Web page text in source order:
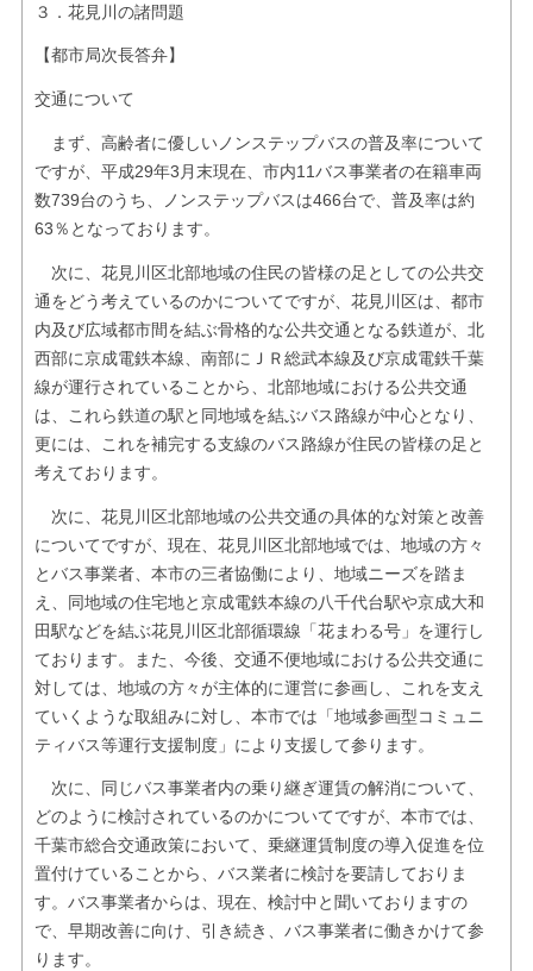
３．花見川の諸問題
【都市局次長答弁】
交通について
まず、高齢者に優しいノンステップバスの普及率について
ですが、平成29年3月末現在、市内11バス事業者の在籍車両
数739台のうち、ノンステップバスは466台で、普及率は約
63％となっております。
次に、花見川区北部地域の住民の皆様の足としての公共交
通をどう考えているのかについてですが、花見川区は、都市
内及び広域都市間を結ぶ骨格的な公共交通となる鉄道が、北
西部に京成電鉄本線、南部にＪＲ総武本線及び京成電鉄千葉
線が運行されていることから、北部地域における公共交通
は、これら鉄道の駅と同地域を結ぶバス路線が中心となり、
更には、これを補完する支線のバス路線が住民の皆様の足と
考えております。
次に、花見川区北部地域の公共交通の具体的な対策と改善
についてですが、現在、花見川区北部地域では、地域の方々
とバス事業者、本市の三者協働により、地域ニーズを踏ま
え、同地域の住宅地と京成電鉄本線の八千代台駅や京成大和
田駅などを結ぶ花見川区北部循環線「花まわる号」を運行し
ております。また、今後、交通不便地域における公共交通に
対しては、地域の方々が主体的に運営に参画し、これを支え
ていくような取組みに対し、本市では「地域参画型コミュニ
ティバス等運行支援制度」により支援して参ります。
次に、同じバス事業者内の乗り継ぎ運賃の解消について、
どのように検討されているのかについてですが、本市では、
千葉市総合交通政策において、乗継運賃制度の導入促進を位
置付けていることから、バス業者に検討を要請しておりま
す。バス事業者からは、現在、検討中と聞いておりますの
で、早期改善に向け、引き続き、バス事業者に働きかけて参
ります。